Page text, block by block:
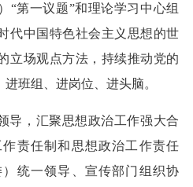
“第一议题”和理论学习中心组
代中国特色社会主义思想的世
立场观点方法，持续推动党的
班组、进岗位、进头脑。
导，汇聚思想政治工作强大合
责任制和思想政治工作责任
统一领导、宣传部门组织协